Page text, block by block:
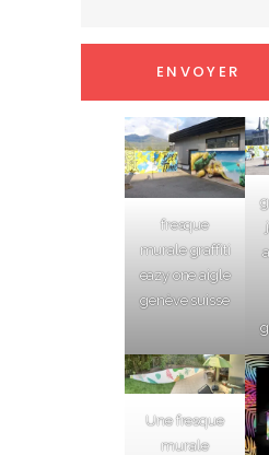
fresque
murale graffiti
eazy one aigle
genève suisse
Une fresque
murale